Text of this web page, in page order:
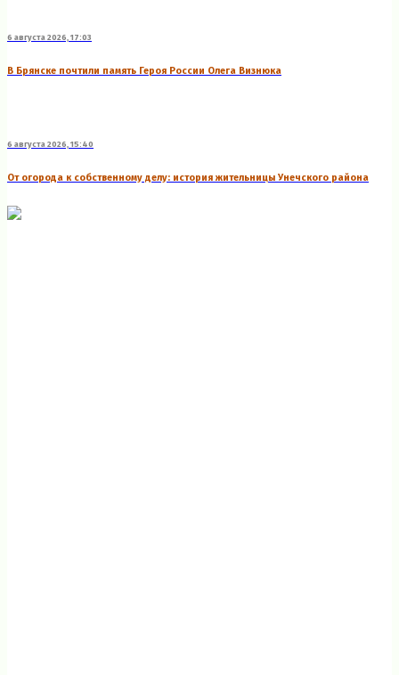
6 августа 2026, 17:03
В Брянске почтили память Героя России Олега Визнюка
6 августа 2026, 15:40
От огорода к собственному делу: история жительницы Унечского района